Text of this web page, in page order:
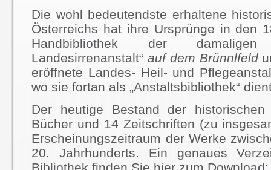
Die wohl bedeutendste erhaltene
Österreichs hat ihre Ursprünge in den
Handbibliothek der damaligen
Landesirrenanstalt“auf dem Brünnlfeld
eröffnete Landes- Heil- und
wo sie fortan als „Anstaltsbibliothek“
Der heutige Bestand der
Bücher und 14 Zeitschriften (zu
Erscheinungszeitraum der Werke
20. Jahrhunderts. Ein genaues